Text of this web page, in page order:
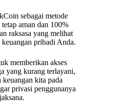
sebagai metode
aman dan 100%
raksasa yang melihat
pribadi Anda.
memberikan akses
yang kurang terlayani,
keuangan kita pada
privasi penggunanya